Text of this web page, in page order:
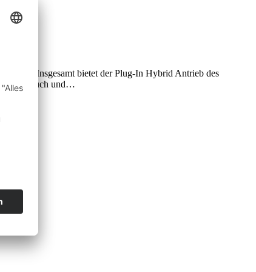
Insgesamt bietet der Plug-In Hybrid Antrieb des
Verbrauch und…